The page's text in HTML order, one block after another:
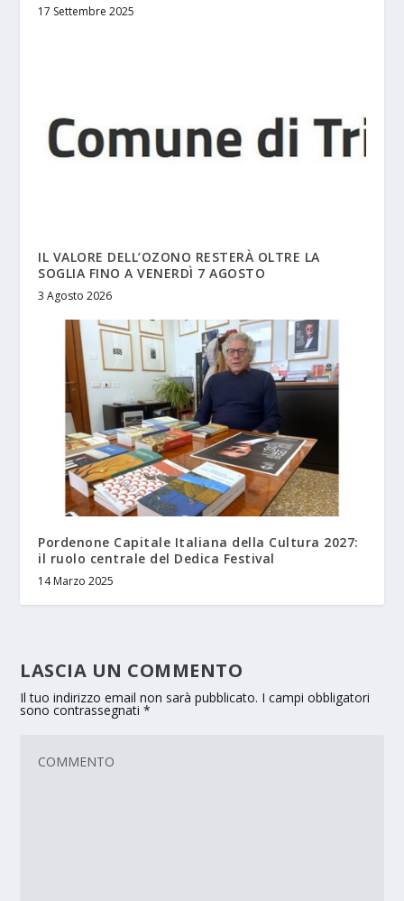
17 Settembre 2025
IL VALORE DELL’OZONO RESTERÀ OLTRE LA
SOGLIA FINO A VENERDÌ 7 AGOSTO
3 Agosto 2026
Pordenone Capitale Italiana della Cultura 2027:
il ruolo centrale del Dedica Festival
14 Marzo 2025
LASCIA UN COMMENTO
Il tuo indirizzo email non sarà pubblicato. I campi obbligatori
sono contrassegnati*